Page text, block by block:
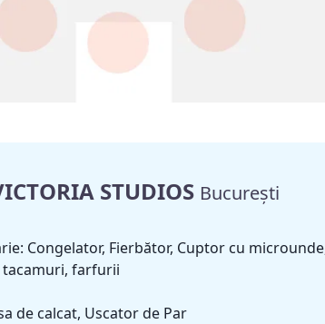
STUDIOS București
Congelator, Fierbător, Cuptor cu
tacamuri, farfurii
de calcat, Uscator de Par